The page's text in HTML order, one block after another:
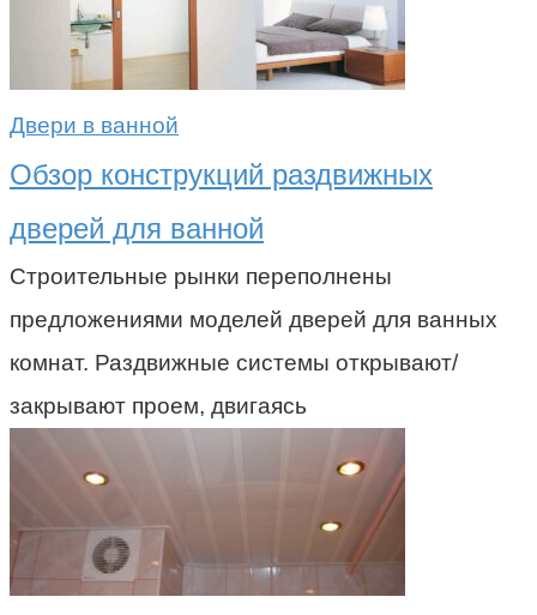
Двери в ванной
Обзор конструкций раздвижных
дверей для ванной
Строительные рынки переполнены
предложениями моделей дверей для ванных
комнат. Раздвижные системы открывают/
закрывают проем, двигаясь